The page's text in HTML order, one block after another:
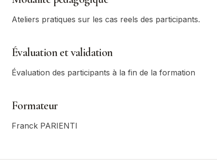
Ateliers pratiques sur les cas reels des participants.
Évaluation et validation
Évaluation des participants à la fin de la formation
Formateur
Franck PARIENTI